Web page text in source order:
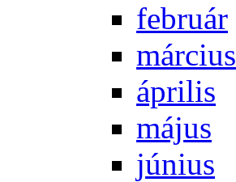
feb­ru­ár
már­ci­us
áp­ri­lis
má­jus
jú­ni­us